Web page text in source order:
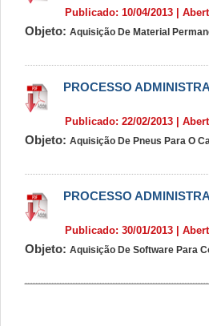
Publicado: 10/04/2013 |
Objeto: Aquisição De Material
PROCESSO
Publicado: 22/02/2013 |
Objeto: Aquisição De Pneus Para O
PROCESSO
Publicado: 30/01/2013 |
Objeto: Aquisição De Software Para